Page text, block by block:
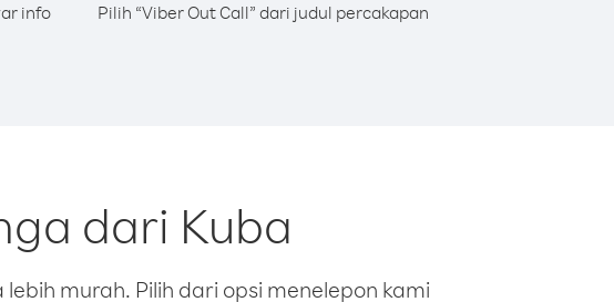
info
Pilih “Viber Out Call” dari judul percakapan
dari Kuba
murah. Pilih dari opsi menelepon kami